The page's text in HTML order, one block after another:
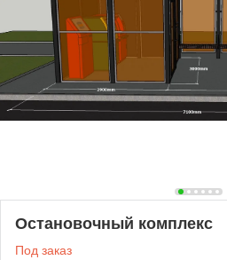
Остановочный комплекс
Под заказ